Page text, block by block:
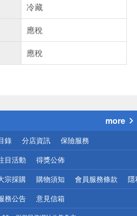
冷藏
應稅
應稅
送
請小心！
more
錄 分店資訊 保險服務
目活動 得獎公佈
宗採購 購物須知 會員服務條款 隱
務公告 意見信箱